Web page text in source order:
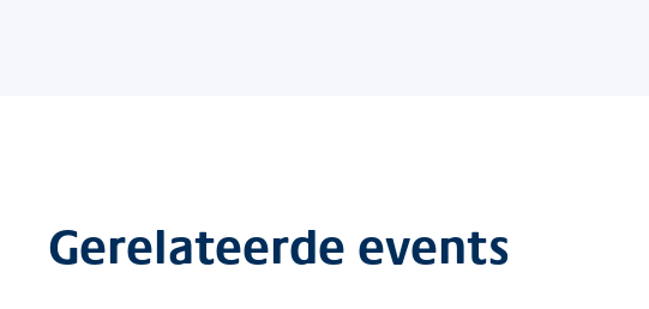
Gerelateerde events